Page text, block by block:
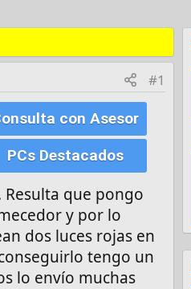
#1
con Asesor
PCs Destacados
que pongo
y por lo
dos luces rojas en
tengo un
lo envío muchas